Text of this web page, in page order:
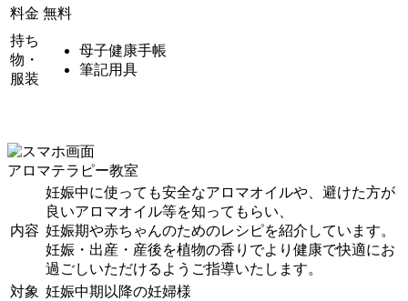
料金 無料
持ち
物・
服装
母子健康手帳
筆記用具
アロマテラピー教室
内容
妊娠中に使っても安全なアロマオイルや、避けた方が
良いアロマオイル等を知ってもらい、
妊娠期や赤ちゃんのためのレシピを紹介しています。
妊娠・出産・産後を植物の香りでより健康で快適にお
過ごしいただけるようご指導いたします。
対象 妊娠中期以降の妊婦様